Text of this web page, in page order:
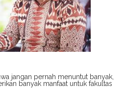
jangan pernah menuntut banyak,
banyak manfaat untuk fakultas